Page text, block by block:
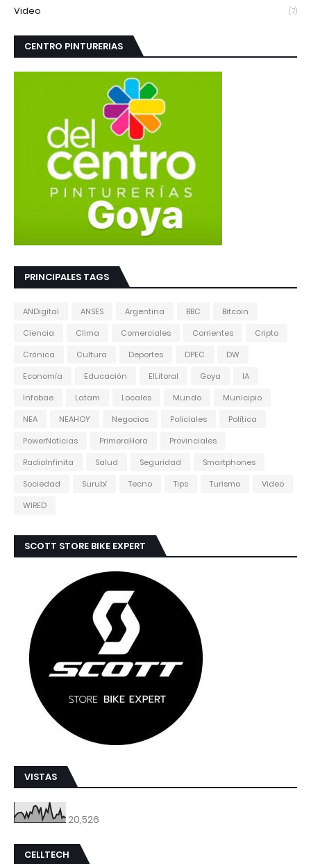
Video (7)
CENTRO PINTURERIAS
PRINCIPALES TAGS
ANDigital ANSES Argentina BBC
Bitcoin
Ciencia
Clima Comerciales Corrientes
Cripto
Crónica
Cultura Deportes DPEC
DW
Economía
Educación ElLitoral Goya
IA
Infobae
Latam Locales Mundo
Municipio
NEA
NEAHOY Negocios Policiales
Política
PowerNoticias
PrimeraHora
Provinciales
RadioInfinita
Salud Seguridad
Smartphones
Sociedad
Surubí Tecno Tips Turismo
Video
WIRED
SCOTT STORE BIKE EXPERT
VISTAS
20,526
CELLTECH